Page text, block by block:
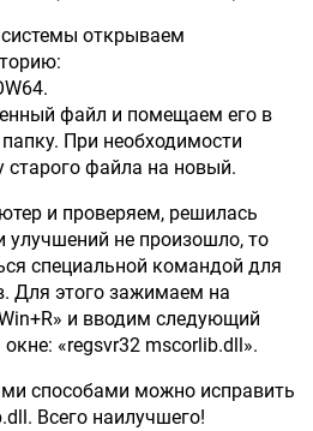
открываем
файл и помещаем его в
При необходимости
файла на новый.
и проверяем, решилась
улучшений не произошло, то
специальной командой для
Для этого зажимаем на
и вводим следующий
«regsvr32 mscorlib.dll».
способами можно исправить
Всего наилучшего!